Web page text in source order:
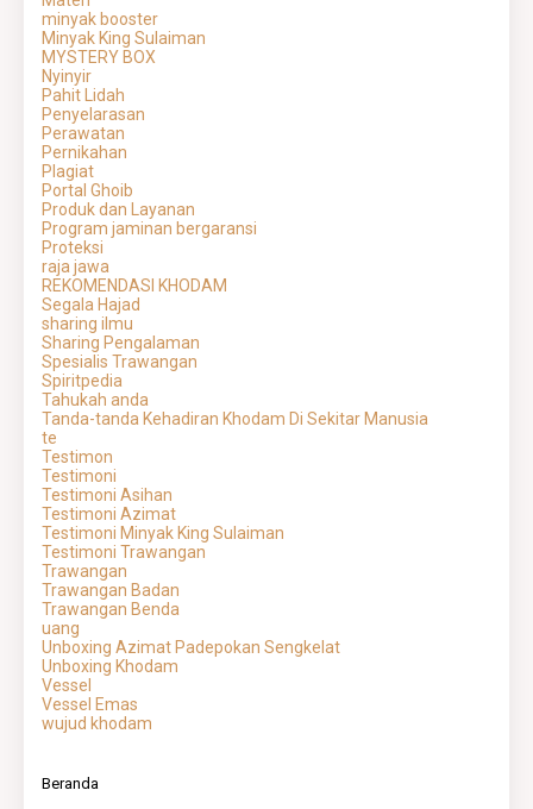
minyak booster
Minyak King Sulaiman
MYSTERY BOX
Nyinyir
Pahit Lidah
Penyelarasan
Perawatan
Pernikahan
Plagiat
Portal Ghoib
Produk dan Layanan
Program jaminan bergaransi
Proteksi
raja jawa
REKOMENDASI KHODAM
Segala Hajad
sharing ilmu
Sharing Pengalaman
Spesialis Trawangan
Spiritpedia
Tahukah anda
Tanda-tanda Kehadiran Khodam Di Sekitar Manusia
te
Testimon
Testimoni
Testimoni Asihan
Testimoni Azimat
Testimoni Minyak King Sulaiman
Testimoni Trawangan
Trawangan
Trawangan Badan
Trawangan Benda
uang
Unboxing Azimat Padepokan Sengkelat
Unboxing Khodam
Vessel
Vessel Emas
wujud khodam
Beranda